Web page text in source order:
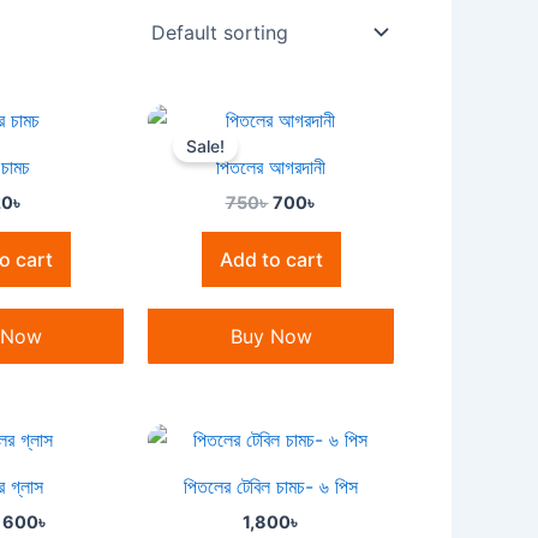
৳
cart
Sale!
পিতলের আগরদানী
750৳
Original
was:
750৳ .
700৳
Current
is:
700৳ .
Add to cart
Buy Now
গ্লাস
Original
price
was:
650৳ .
600৳
Current
পিতলের টেবিল চামচ- ৬ পিস
1,800৳